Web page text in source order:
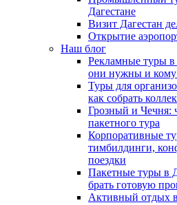
Дагестане
Визит Дагестан
Открытие
Наш блог
Рекламные туры в
они нужны и кому
Туры для
как собрать
Грозный и Чечня:
пакетного тура
Корпоративные
тимбилдинги,
поездки
Пакетные туры в
брать готовую
Активный отдых